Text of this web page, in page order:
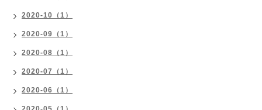
2020-10（1）
2020-09（1）
2020-08（1）
2020-07（1）
2020-06（1）